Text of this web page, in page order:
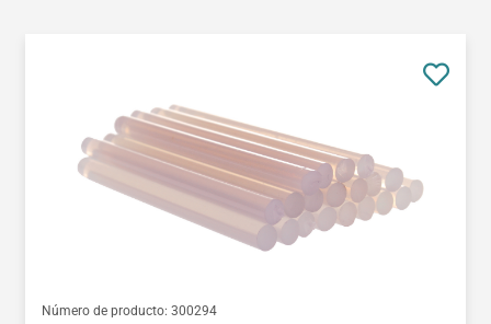
Número de producto: 300294